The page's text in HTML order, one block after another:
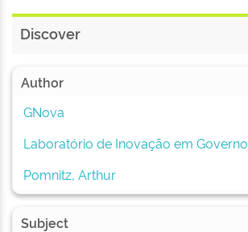
Discover
Author
GNova
Laboratório de Inovação em Governo
Pomnitz, Arthur
Subject